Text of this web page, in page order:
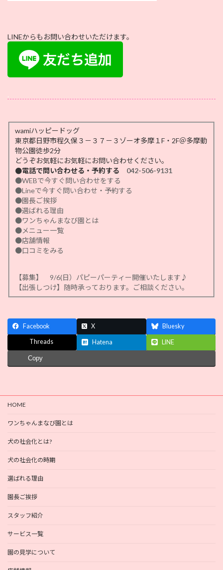
LINEからもお問い合わせいただけます。
.
wamiハッピードッグ
東京都日野市程久保３－３７－３ゾーオ多摩１F・2F＠多摩動
物公園徒歩2分
どうぞお気軽にお気軽にお問い合わせください。
●電話で問い合わせる・予約する 042-506-9131
●WEBで今すぐ問い合わせをする
●Lineで今すぐ問い合わせ・予約する
●園長ご挨拶
●選ばれる理由
●ワンちゃんまなび園とは
●メニュー一覧
●店舗情報
●口コミをみる
【募集】 9/6(日）パピーパーティー開催いたします♪
【出張しつけ】随時承っております。ご相談ください。
Facebook X Bluesky
Threads Hatena LINE
Copy
HOME
ワンちゃんまなび園とは
犬の社会化とは?
犬の社会化の時期
選ばれる理由
園長ご挨拶
スタッフ紹介
サービス一覧
園の見学について